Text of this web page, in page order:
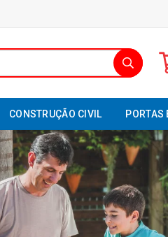
CONSTRUÇÃO CIVIL PORTAS